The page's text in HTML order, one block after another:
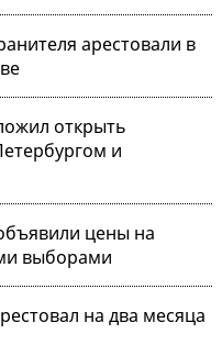
арестовали в
открыть
и
цены на
выборами
на два месяца